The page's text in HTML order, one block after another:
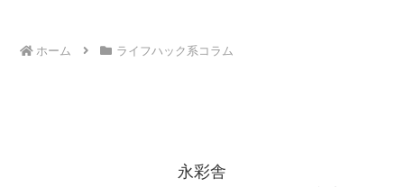
ホーム ライフハック系コラム
永彩舎